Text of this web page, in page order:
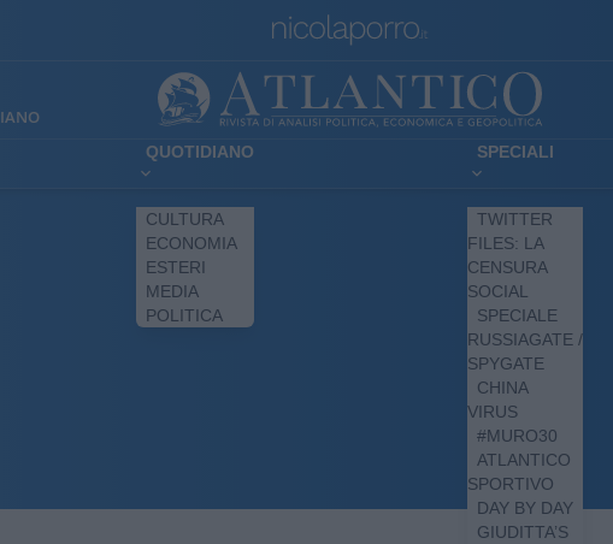
QUOTIDIANO
CULTURA
ECONOMIA
ESTERI
MEDIA
POLITICA
SPECIALI
TWITTER
FILES: LA
CENSURA
SOCIAL
SPECIALE
RUSSIAGATE /
SPYGATE
CHINA
VIRUS
#MURO30
ATLANTICO
SPORTIVO
DAY BY DAY
GIUDITTA’S